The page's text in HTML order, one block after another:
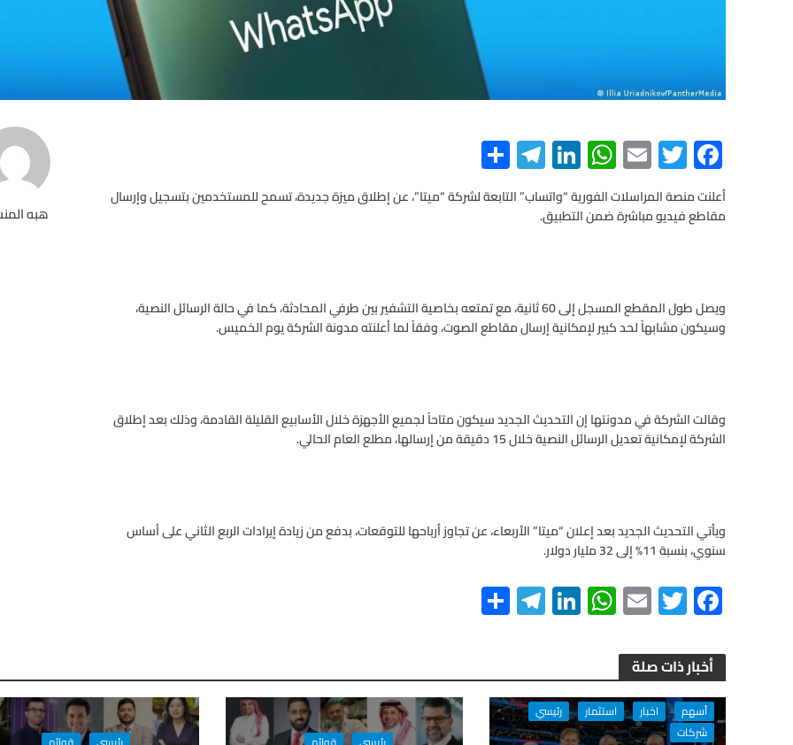
هبه
F
ac
e
b
o
k
T
wi
tt
er
E
m
ail
W
h
at
s
p
p
Li
n
ke
dI
Te
le
gr
S
h
ar
أعلنت منصة المراسلات الفورية “واتساب” التابعة لشركة “ميتا”، عن إطلاق ميزة جديدة، تسمح للمستخدمين بتسجيل وإرسال
مقاطع فيديو مباشرة ضمن التطبيق.
ويصل طول المقطع المسجل إلى 60 ثانية، مع تمتعه بخاصية التشفير بين طرفي المحادثة، كما في حالة الرسائل النصية،
وسيكون مشابهاً لحد كبير لإمكانية إرسال مقاطع الصوت، وفقاً لما أعلنته مدونة الشركة يوم الخميس.
وقالت الشركة في مدونتها إن التحديث الجديد سيكون متاحاً لجميع الأجهزة خلال الأسابيع القليلة القادمة، وذلك بعد إطلاق
الشركة لإمكانية تعديل الرسائل النصية خلال 15 دقيقة من إرسالها، مطلع العام الحالي.
ويأتي التحديث الجديد بعد إعلان “ميتا” الأربعاء، عن تجاوز أرباحها للتوقعات، بدفع من زيادة إيرادات الربع الثاني على أساس
سنوي، بنسبة 11% إلى 32 مليار دولار.
F
ac
e
b
o
T
wi
tt
er
E
m
ail
W
h
s
A
Li
n
dI
n
Te
le
a
m
S
h
e أخبار ذات صلة
أسهم اخبار استثمار
رئيسي
شركات